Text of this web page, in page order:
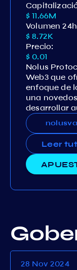
$ 11.66M
Volumen
$ 8.72K
Precio:
$ 0.01
Nolus
Web3 que
enfoque de
una
desarrollar
Leer
28 Nov 2024